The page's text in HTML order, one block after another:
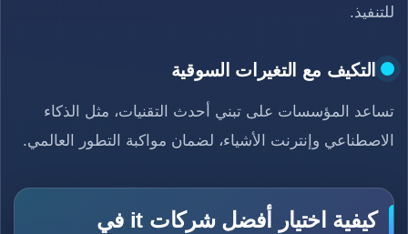
للتنفيذ.
التكيف مع التغيرات السوقية
تساعد المؤسسات على تبني أحدث التقنيات، مثل الذكاء
الاصطناعي وإنترنت الأشياء، لضمان مواكبة التطور العالمي.
كيفية اختيار أفضل شركات it في